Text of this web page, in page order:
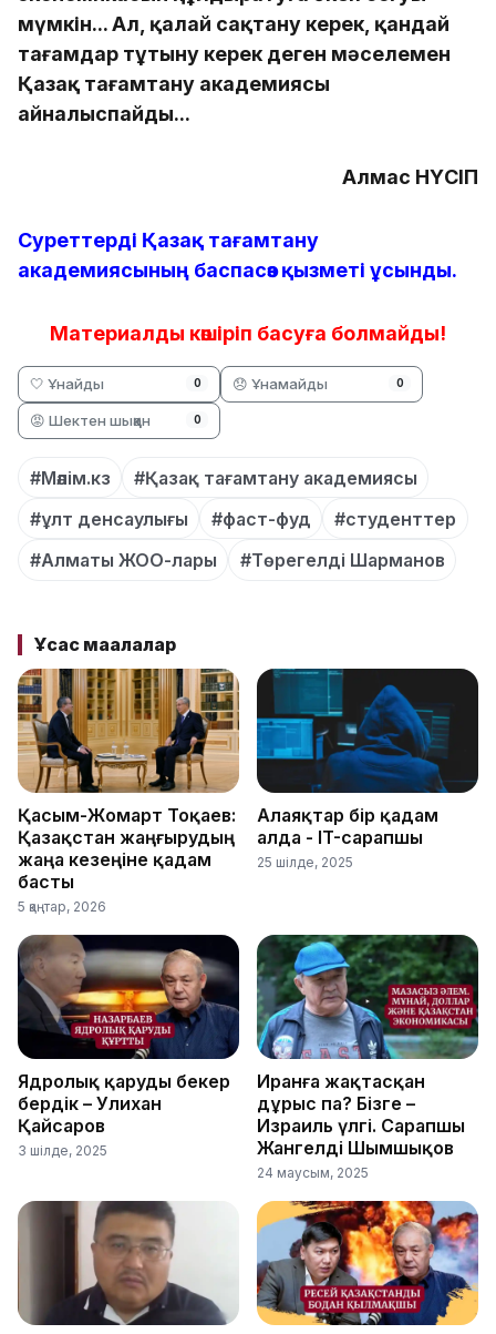
мүмкін... Ал, қалай сақтану керек, қандай
тағамдар тұтыну керек деген мәселемен
Қазақ тағамтану академиясы
айналыспайды...
Алмас НҮСІП
Суреттерді Қазақ тағамтану
академиясының баспасөз қызметі ұсынды.
Материалды көшіріп басуға болмайды!
🤍 Ұнайды 0 😞 Ұнамайды 0
😡 Шектен шыққан 0
#Мәлім.кз
#Қазақ тағамтану академиясы
#ұлт денсаулығы
#фаст-фуд
#студенттер
#Алматы ЖОО-лары
#Төрегелді Шарманов
Ұқсас мақалалар
Қасым-Жомарт Тоқаев:
Қазақстан жаңғырудың
жаңа кезеңіне қадам
басты
5 қаңтар, 2026
Алаяқтар бір қадам
алда - IT-сарапшы
25 шілде, 2025
Ядролық қаруды бекер
бердік – Уәлихан
Қайсаров
3 шілде, 2025
Иранға жақтасқан
дұрыс па? Бізге –
Израиль үлгі. Сарапшы
Жангелді Шымшықов
24 маусым, 2025